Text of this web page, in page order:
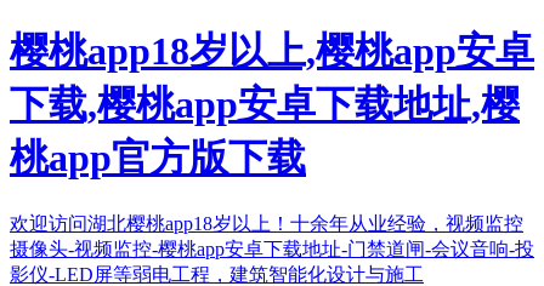
樱桃app18岁以上,樱桃app安卓
下载,樱桃app安卓下载地址,樱
桃app官方版下载
欢迎访问湖北樱桃app18岁以上！十余年从业经验，视频监控
摄像头-视频监控-樱桃app安卓下载地址-门禁道闸-会议音响-投
影仪-LED屏等弱电工程，建筑智能化设计与施工